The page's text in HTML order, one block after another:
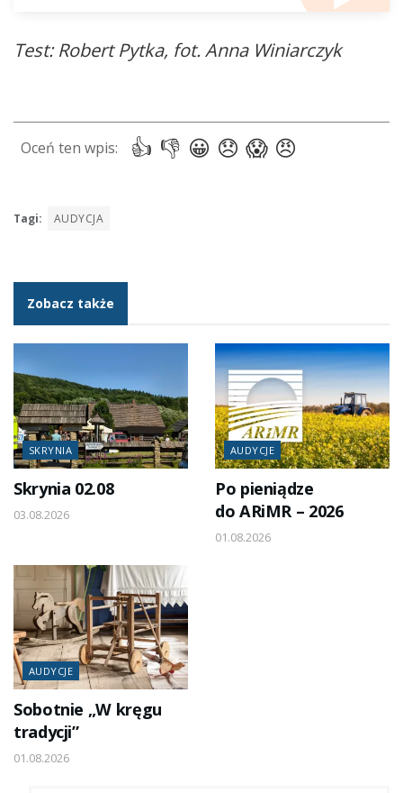
Test: Robert Pytka, fot. Anna Winiarczyk
Tagi: AUDYCJA
Zobacz także
SKRYNIA
Skrynia 02.08
03.08.2026
AUDYCJE
Po pieniądze
do ARiMR – 2026
01.08.2026
AUDYCJE
Sobotnie „W kręgu
tradycji”
01.08.2026